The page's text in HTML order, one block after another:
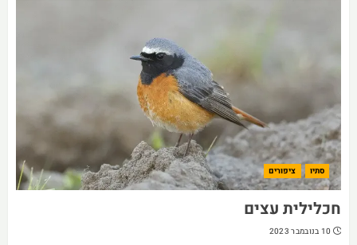
סתיו ציפורים
חכלילית עצים
10 בנובמבר 2023